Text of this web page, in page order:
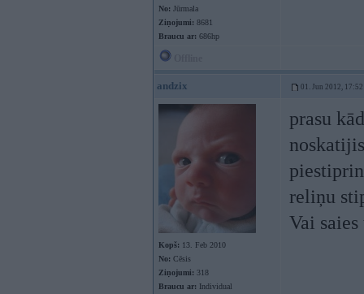
No: Jūrmala
Ziņojumi: 8681
Braucu ar: 686hp
andzix 01. Jun 2012, 17:52
Kopš: 13. Feb 2010
No: Cēsis
Ziņojumi: 318
Braucu ar: Individual
prasu
reliņu
Vai